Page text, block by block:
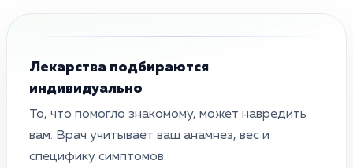
Лекарства подбираются
индивидуально
То, что помогло знакомому, может навредить
вам. Врач учитывает ваш анамнез, вес и
специфику симптомов.